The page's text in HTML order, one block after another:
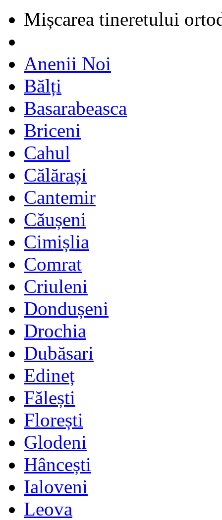
Mișcarea tineretului
Anenii Noi
Bălți
Basarabeasca
Briceni
Cahul
Călărași
Cantemir
Căușeni
Cimișlia
Comrat
Criuleni
Dondușeni
Drochia
Dubăsari
Edineț
Fălești
Florești
Glodeni
Hâncești
Ialoveni
Leova